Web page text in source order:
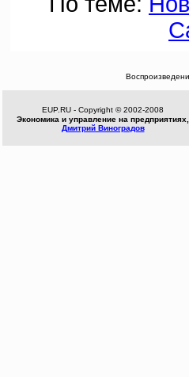
EUP.RU - Copyright © 2002-2008
Экономика и управление на предприятиях,
Дмитрий Виноградов